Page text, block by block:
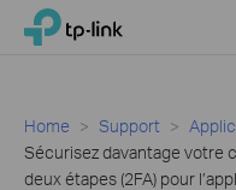
Click
navigation
TP-Link, Reliably Smart
Home Support
Sécurisez davantage votre
deux étapes (2FA) pour